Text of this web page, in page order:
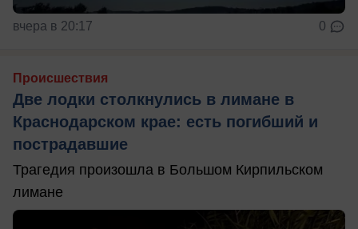
вчера в 20:17 0
Происшествия
Две лодки столкнулись в лимане в
Краснодарском крае: есть погибший и
пострадавшие
Трагедия произошла в Большом Кирпильском
лимане